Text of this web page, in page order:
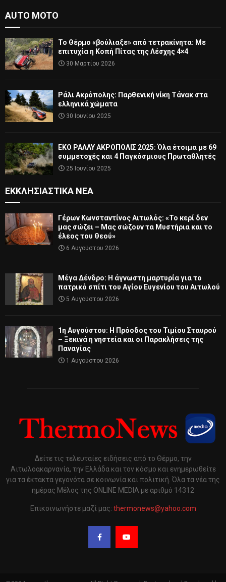
AUTO MOTO
Το Θέρμο «βούλιαξε» από τετρακίνητα: Με
επιτυχία η Κοπή Πίτας της Λέσχης 4×4
30 Μαρτίου 2026
Ράλι Ακρόπολης: Παρθενική νίκη Τάνακ στα
ελληνικά χώματα
30 Ιουνίου 2025
ΕΚΟ ΡΑΛΛΥ ΑΚΡΟΠΟΛΙΣ 2025: Όλα έτοιμα με 69
συμμετοχές και 4 Παγκόσμιους Πρωταθλητές
25 Ιουνίου 2025
ΕΚΚΛΗΣΙΑΣΤΙΚΆ ΝΈΑ
Γέρων Κωνσταντίνος Αιτωλός: «Το κερί δεν
μας σώζει – Μας σώζουν τα Μυστήρια και το
έλεος του Θεού»
6 Αυγούστου 2026
Μέγα Δένδρο: Η άγνωστη μαρτυρία για το
πατρικό σπίτι του Αγίου Ευγενίου του Αιτωλού
5 Αυγούστου 2026
1η Αυγούστου: Η Πρόοδος του Τιμίου Σταυρού
– Ξεκινά η νηστεία και οι Παρακλήσεις της
Παναγίας
1 Αυγούστου 2026
Δείτε τις τελευταίες ειδήσεις από το Θέρμο, την
Αιτωλοακαρνανία, την Ελλάδα και τον κόσμο και ενημερωθείτε
για τα έκτακτα γεγονότα σε κοινωνία και πολιτική. Όλα τα νέα της
ημέρας Μέλος της ONLINE MEDIA με αριθμό 14312
Επικοινωνήστε μαζί μας: thermonews@yahoo.com